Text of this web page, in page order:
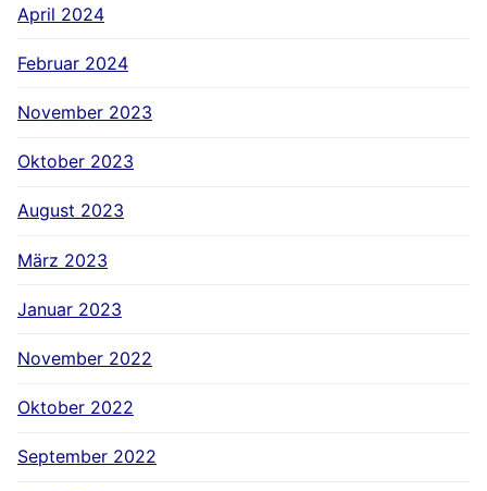
April 2024
Februar 2024
November 2023
Oktober 2023
August 2023
März 2023
Januar 2023
November 2022
Oktober 2022
September 2022